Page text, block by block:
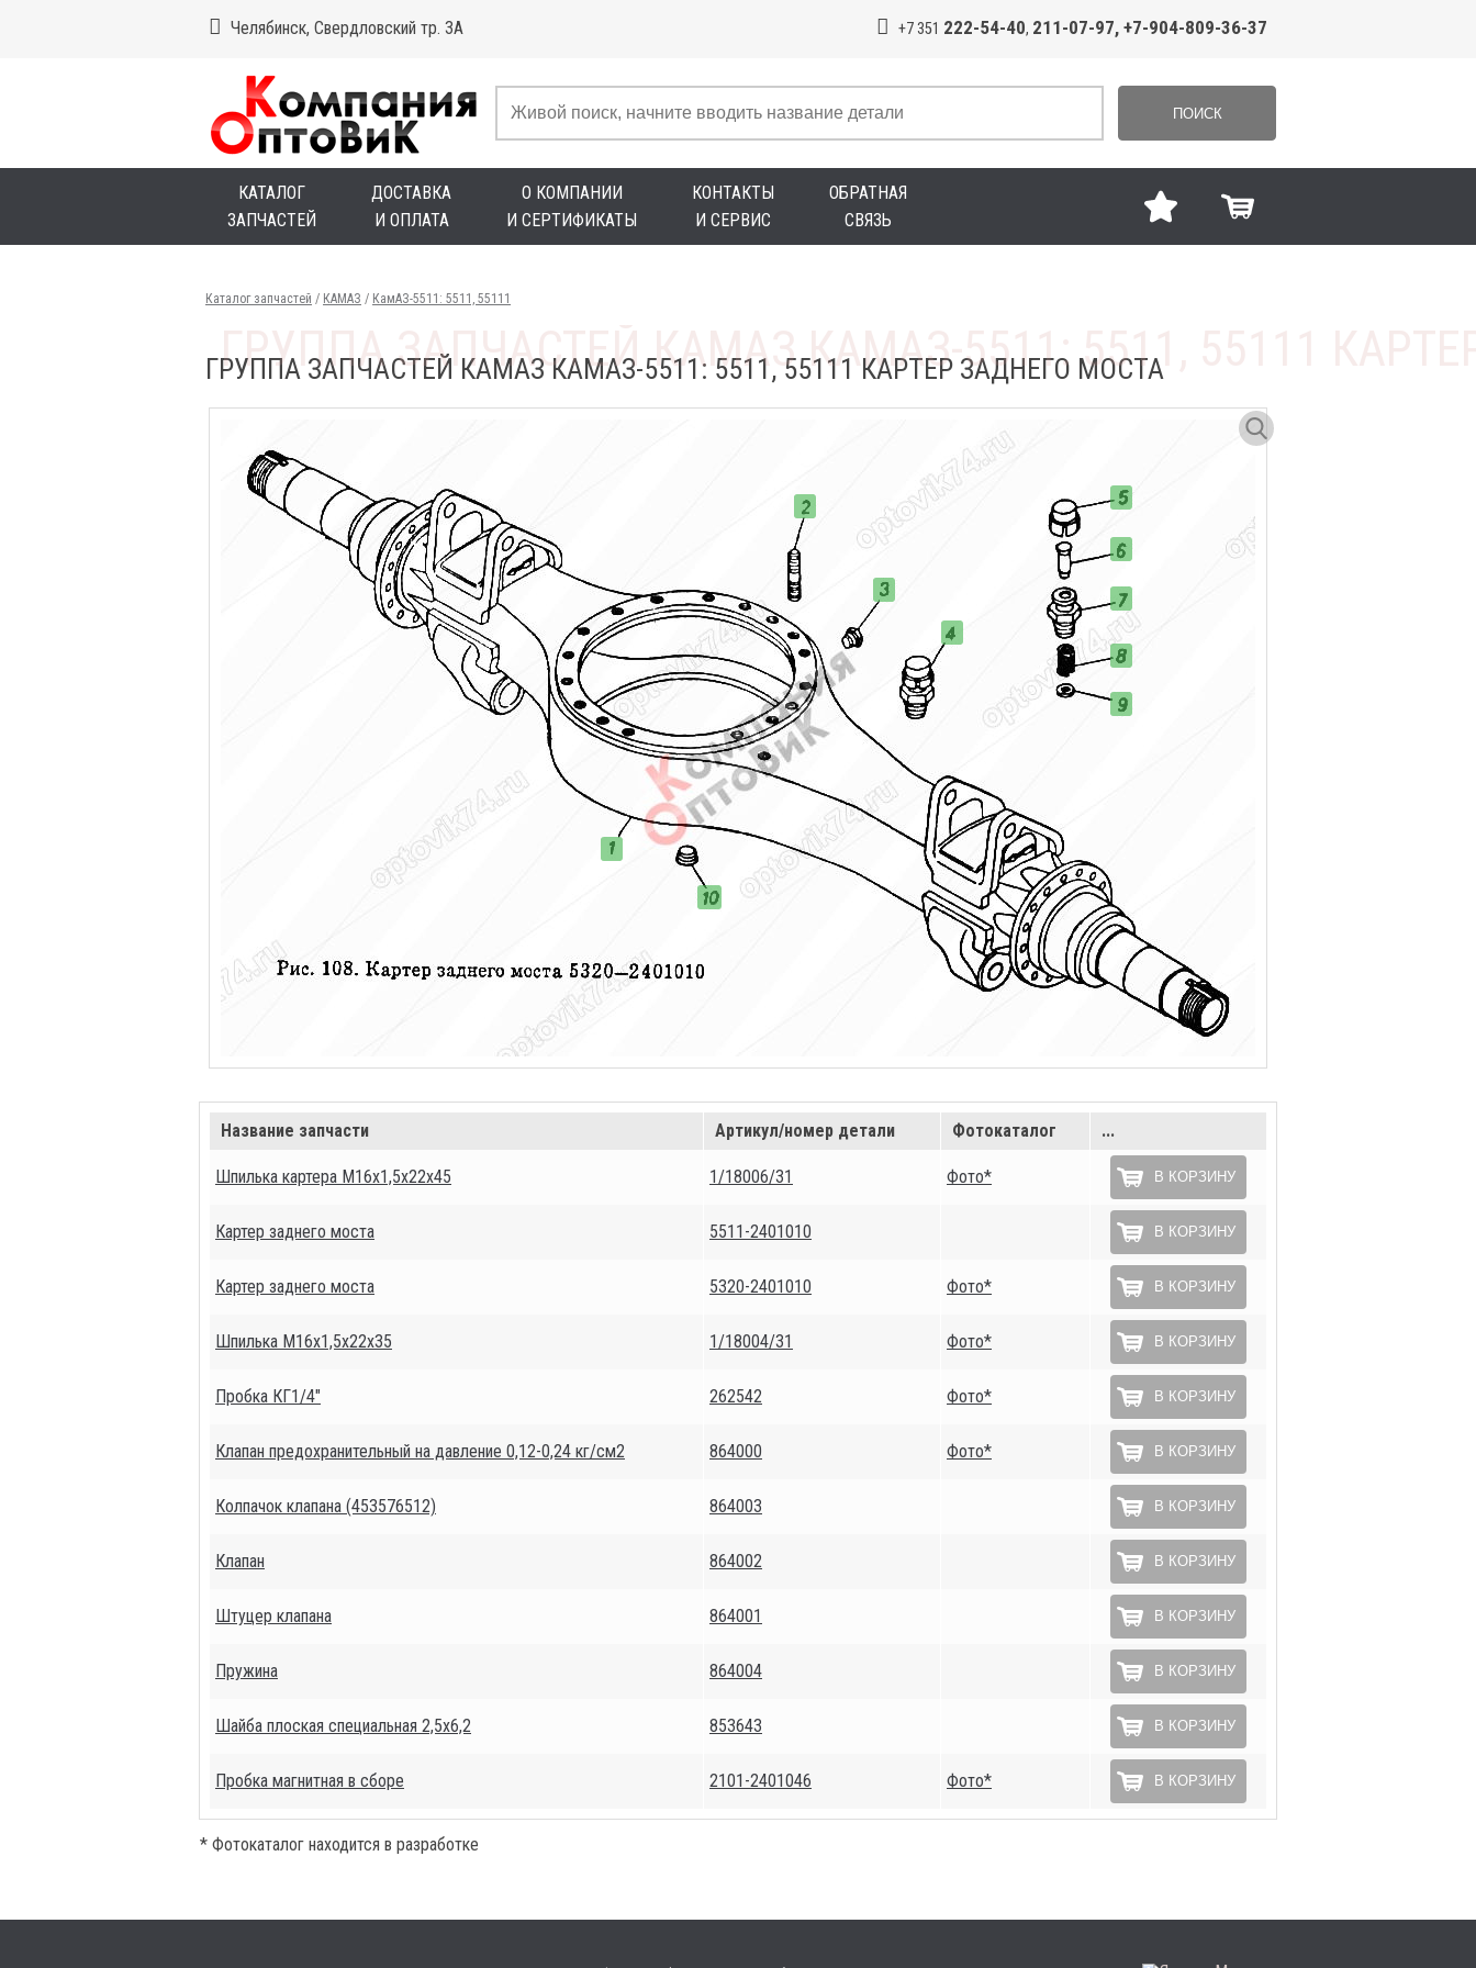
Челябинск, Свердловский тр. 3А +7 351 222-54-40, 211-07-97, +7-904-809-36-37
ПОИСК
КАТАЛОГ
ЗАПЧАСТЕЙ
ДОСТАВКА
И ОПЛАТА
О КОМПАНИИ
И СЕРТИФИКАТЫ
КОНТАКТЫ
И СЕРВИС
ОБРАТНАЯ
СВЯЗЬ
Каталог запчастей / КАМАЗ / КамАЗ-5511: 5511, 55111
ГРУППА ЗАПЧАСТЕЙ КАМАЗ КАМАЗ-5511: 5511, 55111 КАРТЕР ЗАДНЕГО МОСТА
Название запчасти Артикул/номер детали Фотокаталог ...
Шпилька картера М16х1,5х22х45 1/18006/31 Фото* В КОРЗИНУ
Картер заднего моста 5511-2401010 В КОРЗИНУ
Картер заднего моста 5320-2401010 Фото* В КОРЗИНУ
Шпилька М16х1,5х22х35 1/18004/31 Фото* В КОРЗИНУ
Пробка КГ1/4" 262542 Фото* В КОРЗИНУ
Клапан предохранительный на давление 0,12-0,24 кг/см2 864000 Фото* В КОРЗИНУ
Колпачок клапана (453576512) 864003 В КОРЗИНУ
Клапан 864002 В КОРЗИНУ
Штуцер клапана 864001 В КОРЗИНУ
Пружина 864004 В КОРЗИНУ
Шайба плоская специальная 2,5х6,2 853643 В КОРЗИНУ
Пробка магнитная в сборе 2101-2401046 Фото* В КОРЗИНУ
* Фотокаталог находится в разработке